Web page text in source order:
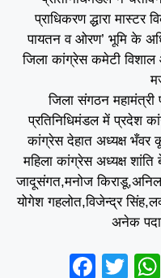
प्राधिकरण द्धारा मास्टर
पायतन व ओरण’ भूमि के
जिला कांग्रेस कमेटी
जिला संगठन महामंत्री
प्रतिनिधिमंडल में प्रदेश
कांग्रेस देहात अध्यक्ष भँवर
महिला कांग्रेस अध्यक्ष
जादूसंगत,मनोज किराडू,अनिल
योगेश गहलोत,विजेन्द्र
अनेक
F
T